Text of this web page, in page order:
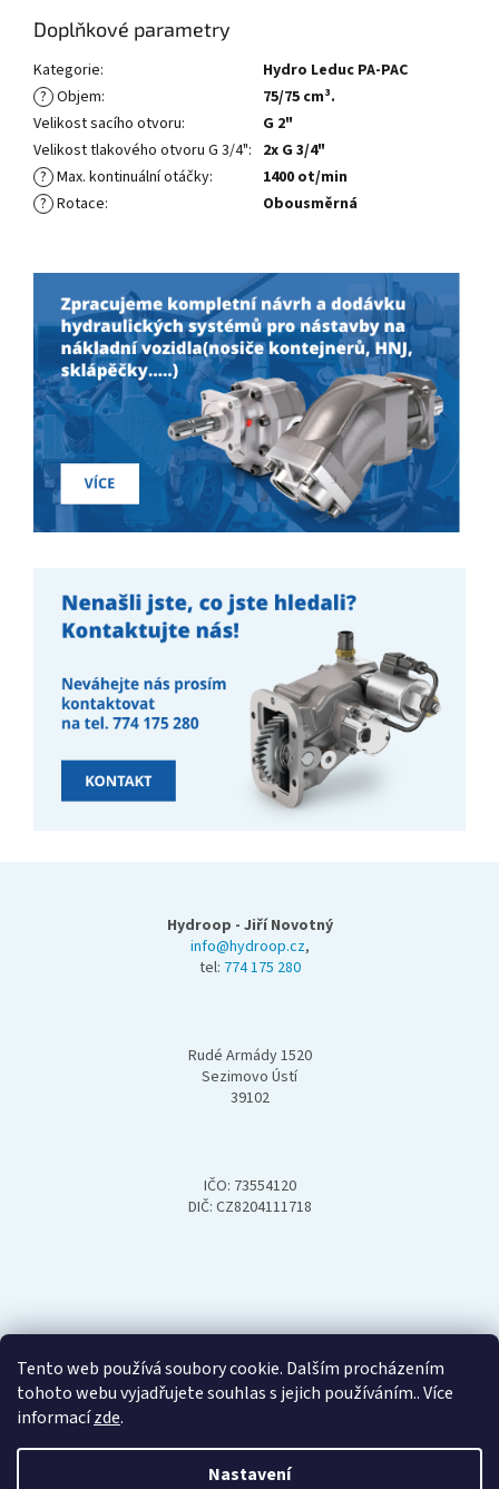
Tento web používá soubory cookie. Dalším procházením
tohoto webu vyjadřujete souhlas s jejich používáním.. Více
informacízde.
Nastavení
Doplňkové parametry
Kategorie:
Hydro Leduc PA-PAC
? Objem:
75/75 cm³.
Velikost sacího otvoru:
G 2"
Velikost tlakového otvoru G 3/4": 2x G 3/4"
? Max. kontinuální otáčky:
1400 ot/min
? Rotace: Obousměrná
Hydroop - Jiří Novotný
info@hydroop.cz,
tel: 774 175 280
Rudé Armády 1520
Sezimovo Ústí
39102
IČO: 73554120
DIČ: CZ8204111718
Vytvořil Shoptet